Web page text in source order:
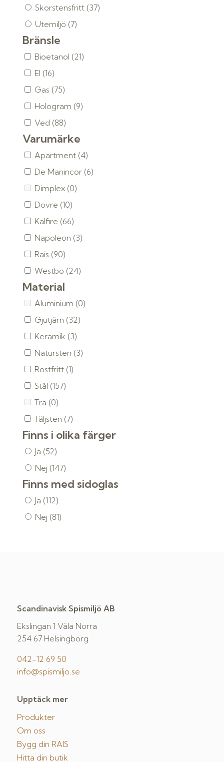
Skorstensfritt (37)
Utemiljö (7)
Bränsle
Bioetanol (21)
El (16)
Gas (75)
Hologram (9)
Ved (88)
Varumärke
Apartment (4)
De Manincor (6)
Dimplex (0)
Dovre (10)
Kalfire (66)
Napoleon (3)
Rais (90)
Westbo (24)
Material
Aluminium (0)
Gjutjärn (32)
Keramik (3)
Natursten (3)
Rostfritt (1)
Stål (157)
Trä (0)
Täljsten (7)
Finns i olika färger
Ja (52)
Nej (147)
Finns med sidoglas
Ja (112)
Nej (81)
Scandinavisk Spismiljö AB
Ekslingan 1 Väla Norra
254 67 Helsingborg
042-12 69 50
info@spismiljo.se
Upptäck mer
Produkter
Om oss
Bygg din RAIS
Hitta din butik